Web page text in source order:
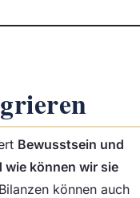
Bewusstsein und
wie können wir sie
können auch